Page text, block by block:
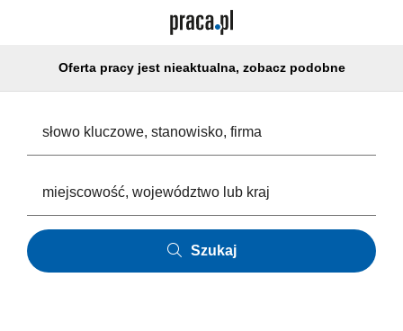
Oferta pracy jest nieaktualna, zobacz podobne
Szukaj